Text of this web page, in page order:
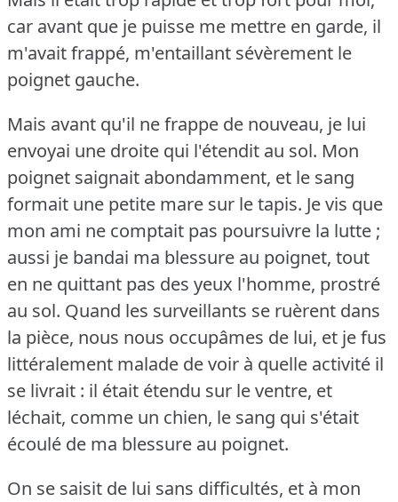
car avant que je puisse me mettre en garde, il
m'avait frappé, m'entaillant sévèrement le
poignet gauche.
Mais avant qu'il ne frappe de nouveau, je lui
envoyai une droite qui l'étendit au sol. Mon
poignet saignait abondamment, et le sang
formait une petite mare sur le tapis. Je vis que
mon ami ne comptait pas poursuivre la lutte ;
aussi je bandai ma blessure au poignet, tout
en ne quittant pas des yeux l'homme, prostré
au sol. Quand les surveillants se ruèrent dans
la pièce, nous nous occupâmes de lui, et je fus
littéralement malade de voir à quelle activité il
se livrait : il était étendu sur le ventre, et
léchait, comme un chien, le sang qui s'était
écoulé de ma blessure au poignet.
On se saisit de lui sans difficultés, et à mon